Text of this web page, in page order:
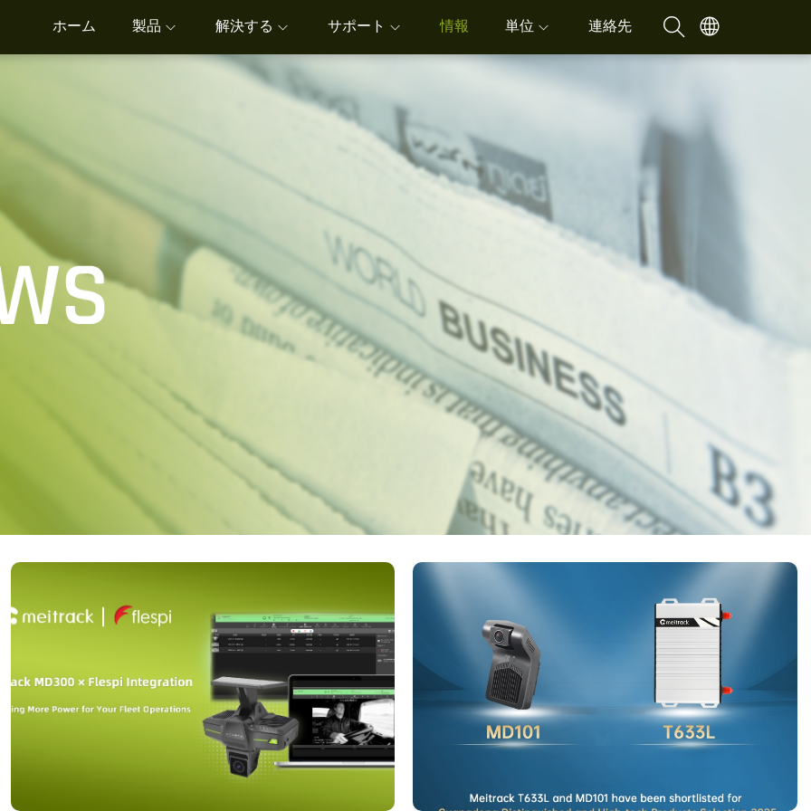
ホーム 製品 解決する サポート 情報 単位 連絡先